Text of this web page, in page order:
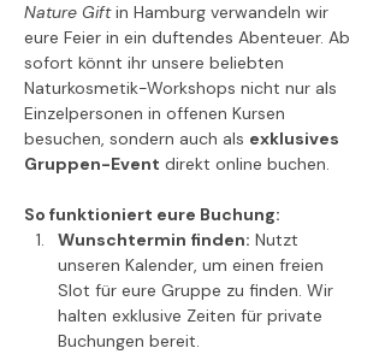
Nature Gift in Hamburg verwandeln wir
eure Feier in ein duftendes Abenteuer. Ab
sofort könnt ihr unsere beliebten
Naturkosmetik-Workshops nicht nur als
Einzelpersonen in offenen Kursen
besuchen, sondern auch als exklusives
Gruppen-Event direkt online buchen.
So funktioniert eure Buchung:
Wunschtermin finden: Nutzt
unseren Kalender, um einen freien
Slot für eure Gruppe zu finden. Wir
halten exklusive Zeiten für private
Buchungen bereit.